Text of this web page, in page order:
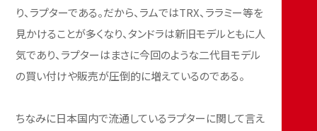
り、ラプターである。だから、ラムではTRX、ララミー等を
見かけることが多くなり、タンドラは新旧モデルともに人
気であり、ラプターはまさに今回のような二代目モデル
の買い付けや販売が圧倒的に増えているのである。
ちなみに日本国内で流通しているラプターに関して言え